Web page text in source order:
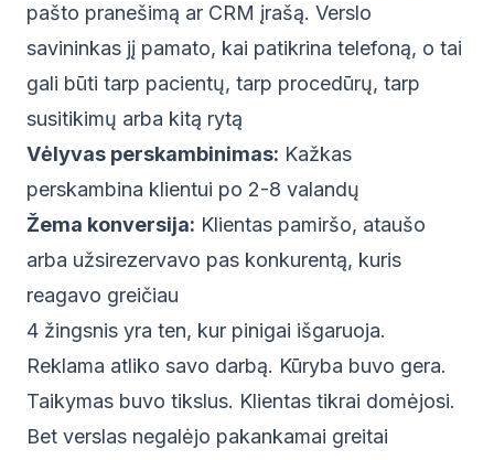
pašto pranešimą ar CRM įrašą. Verslo
savininkas jį pamato, kai patikrina telefoną, o tai
gali būti tarp pacientų, tarp procedūrų, tarp
susitikimų arba kitą rytą
Vėlyvas perskambinimas: Kažkas
perskambina klientui po 2-8 valandų
Žema konversija: Klientas pamiršo, ataušo
arba užsirezervavo pas konkurentą, kuris
reagavo greičiau
4 žingsnis yra ten, kur pinigai išgaruoja.
Reklama atliko savo darbą. Kūryba buvo gera.
Taikymas buvo tikslus. Klientas tikrai domėjosi.
Bet verslas negalėjo pakankamai greitai